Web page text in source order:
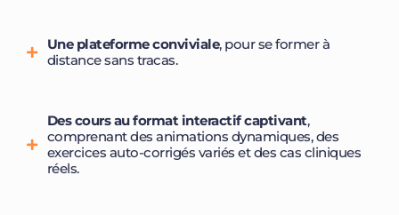
Une plateforme conviviale, pour se former à
distance sans tracas.
Des cours au format interactif captivant,
comprenant des animations dynamiques, des
exercices auto-corrigés variés et des cas cliniques
réels.